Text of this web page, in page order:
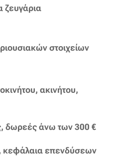
ζευγάρια
στοιχείων
ακινήτου,
δωρεές άνω των 300 €
κεφάλαια επενδύσεων